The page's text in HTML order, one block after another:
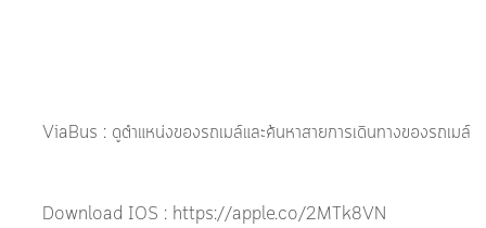
ViaBus : ดูตำแหน่งของรถเมล์และค้นหาสายการเดินทางของรถเมล์
Download IOS : https://apple.co/2MTk8VN